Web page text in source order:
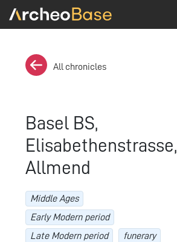
All chronicles
Basel BS,
Elisabethenstrasse,
Allmend
Middle Ages
Early Modern period
Late Modern period
funerary